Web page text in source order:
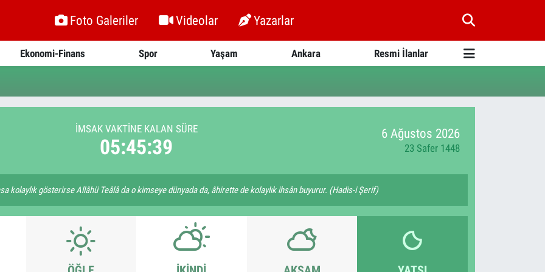
Foto Galeriler Videolar Yazarlar
Ekonomi-Finans Spor Yaşam Ankara Resmi İlanlar
İMSAK VAKTİNE KALAN SÜRE
05:45:39
6 Ağustos 2026
23 Safer 1448
kolaylık gösterirse Allâhü Teâlâ da o kimseye dünyada da, âhirette de kolaylık ihsân buyurur. (Hadis-i Şerif)